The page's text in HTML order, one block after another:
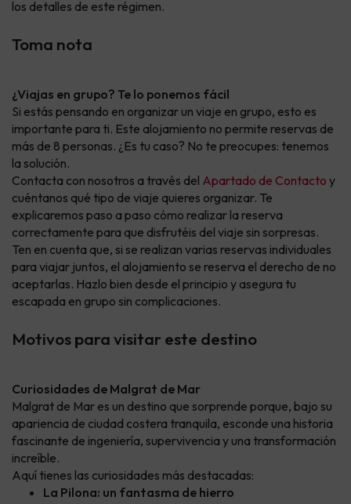
los detalles de este régimen.
Toma nota
¿Viajas en grupo? Te lo ponemos fácil
Si estás pensando en organizar un viaje en grupo, esto es
importante para ti. Este alojamiento no permite reservas de
más de 8 personas. ¿Es tu caso? No te preocupes: tenemos
la solución.
Contacta con nosotros a través del Apartado de Contacto y
cuéntanos qué tipo de viaje quieres organizar. Te
explicaremos paso a paso cómo realizar la reserva
correctamente para que disfrutéis del viaje sin sorpresas.
Ten en cuenta que, si se realizan varias reservas individuales
para viajar juntos, el alojamiento se reserva el derecho de no
aceptarlas. Hazlo bien desde el principio y asegura tu
escapada en grupo sin complicaciones.
Motivos para visitar este destino
Curiosidades de Malgrat de Mar
Malgrat de Mar es un destino que sorprende porque, bajo su
apariencia de ciudad costera tranquila, esconde una historia
fascinante de ingeniería, supervivencia y una transformación
increíble.
Aquí tienes las curiosidades más destacadas:
La Pilona: un fantasma de hierro